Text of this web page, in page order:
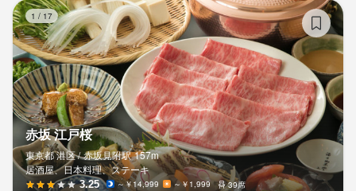
1 / 17
赤坂 江戸桜
東京都 港区 / 赤坂見附駅 157m
居酒屋、日本料理、ステーキ
3.25 ～￥14,999 ～￥1,999 39席